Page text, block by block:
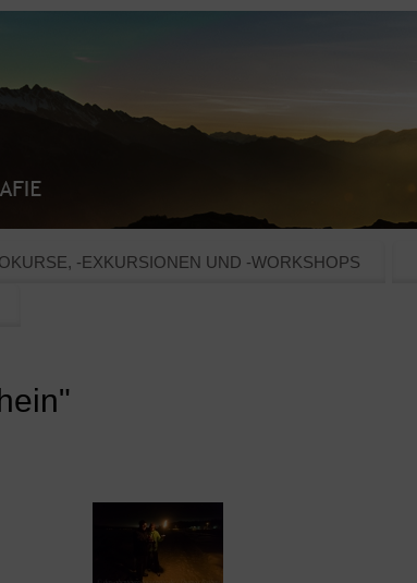
-EXKURSIONEN UND -WORKSHOPS